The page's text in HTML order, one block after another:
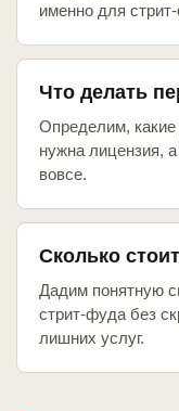
именно для
Что делать
Определим, какие
нужна лицензия,
вовсе.
Сколько стоит
Дадим понятную
стрит-фуда без
лишних услуг.